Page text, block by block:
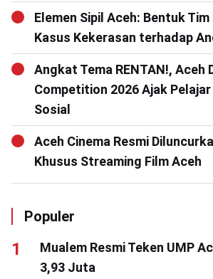
Elemen Sipil Aceh: Bentuk
Kasus Kekerasan terhadap
Angkat Tema RENTAN!, Aceh
Competition 2026 Ajak
Sosial
Aceh Cinema Resmi
Khusus Streaming Film Aceh
Populer
Mualem Resmi Teken UMP
3,93 Juta